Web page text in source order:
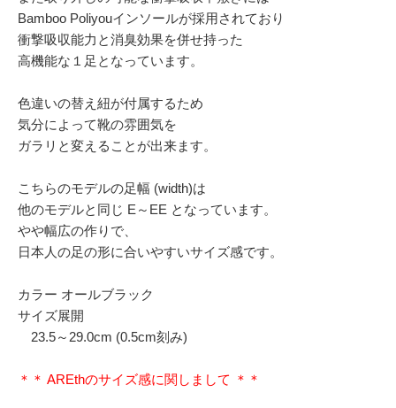
Bamboo Poliyouインソールが採用されており
衝撃吸収能力と消臭効果を併せ持った
高機能な１足となっています。
色違いの替え紐が付属するため
気分によって靴の雰囲気を
ガラリと変えることが出来ます。
こちらのモデルの足幅 (width)は
他のモデルと同じ E～EE となっています。
やや幅広の作りで、
日本人の足の形に合いやすいサイズ感です。
カラー オールブラック
サイズ展開
23.5～29.0cm (0.5cm刻み)
＊＊ AREthのサイズ感に関しまして ＊＊